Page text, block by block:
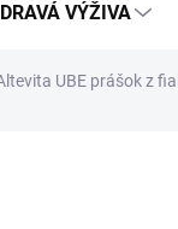
VÝŽIVA
UBE prášok z